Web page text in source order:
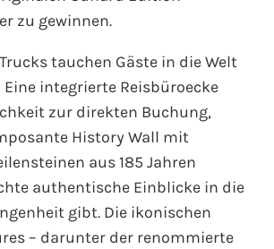
zu gewinnen.
tauchen Gäste in die Welt
integrierte Reisbüroecke
zur direkten Buchung,
History Wall mit
aus 185 Jahren
authentische Einblicke in die
gibt. Die ikonischen
– darunter der renommierte